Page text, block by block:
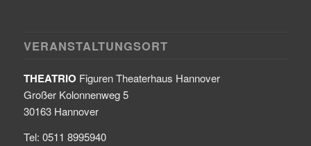
VERANSTALTUNGSORT
THEATRIO Figuren Theaterhaus Hannover
Großer Kolonnenweg 5
30163 Hannover
Tel: 0511 8995940